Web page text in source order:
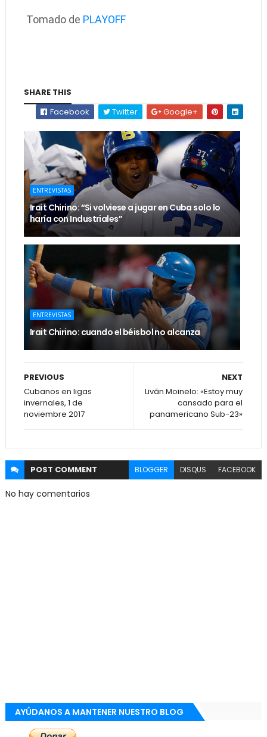
Tomado de PLAYOFF
SHARE THIS
Facebook
Twitter Google+
ENTREVISTAS
Irait Chirino: “Si volviese a jugar en Cuba solo lo
haría con Industriales”
ENTREVISTAS
Irait Chirino: cuando el béisbol no alcanza
NEXT
Liván Moinelo: «Estoy muy
cansado para el
panamericano Sub-23»
PREVIOUS
Cubanos en ligas
invernales, 1 de
noviembre 2017
POST COMMENT BLOGGER DISQUS FACEBOOK
No hay comentarios
AYÚDANOS A MANTENER NUESTRO BLOG